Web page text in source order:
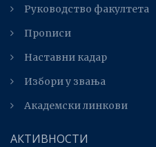
Руководство факултета
Прописи
Наставни кадар
Избори у звања
Академски линкови
АКТИВНОСТИ